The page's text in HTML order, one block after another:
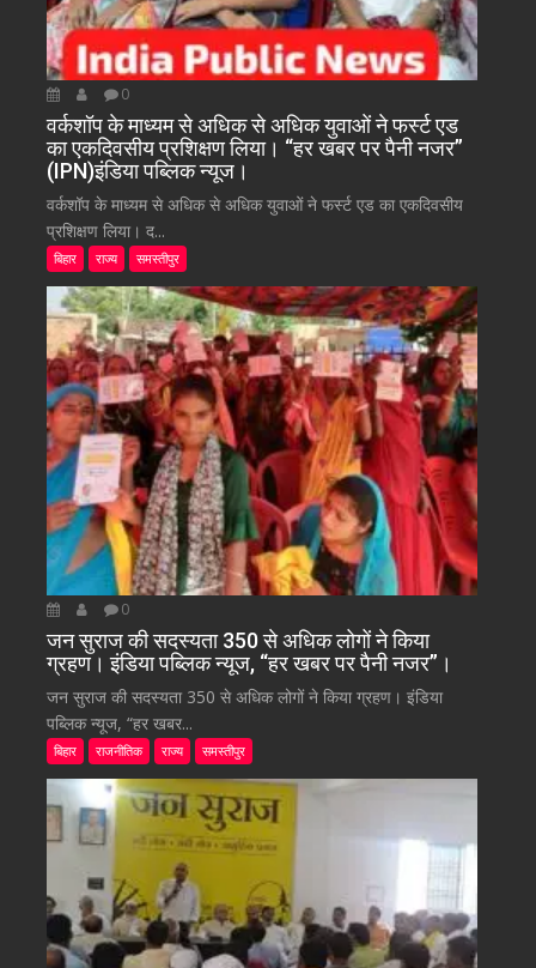
0
वर्कशॉप के माध्यम से अधिक से अधिक युवाओं ने फर्स्ट एड
का एकदिवसीय प्रशिक्षण लिया। “हर खबर पर पैनी नजर”
(IPN)इंडिया पब्लिक न्यूज।
वर्कशॉप के माध्यम से अधिक से अधिक युवाओं ने फर्स्ट एड का एकदिवसीय
प्रशिक्षण लिया। द...
बिहार राज्य समस्तीपुर
0
जन सुराज की सदस्यता 350 से अधिक लोगों ने किया
ग्रहण। इंडिया पब्लिक न्यूज, “हर खबर पर पैनी नजर”।
जन सुराज की सदस्यता 350 से अधिक लोगों ने किया ग्रहण। इंडिया
पब्लिक न्यूज, “हर खबर...
बिहार राजनीतिक राज्य समस्तीपुर